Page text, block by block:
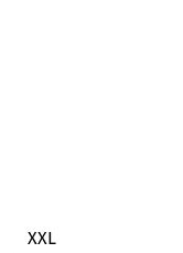
XXL